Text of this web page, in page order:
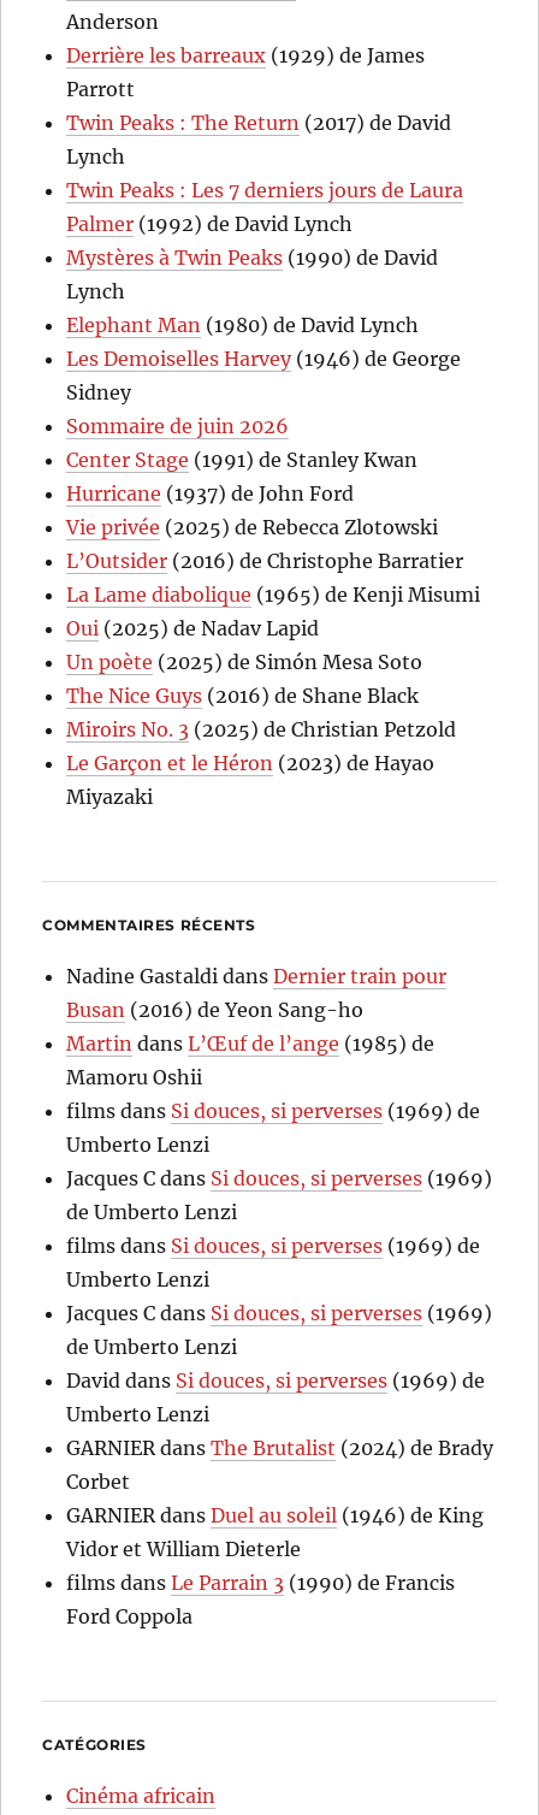
Anderson
Derrière les barreaux (1929) de James
Parrott
Twin Peaks : The Return (2017) de David
Lynch
Twin Peaks : Les 7 derniers jours de Laura
Palmer (1992) de David Lynch
Mystères à Twin Peaks (1990) de David
Lynch
Elephant Man (1980) de David Lynch
Les Demoiselles Harvey(1946) de George
Sidney
Sommaire de juin 2026
Center Stage (1991) de Stanley Kwan
Hurricane (1937) de John Ford
Vie privée (2025) de Rebecca Zlotowski
L’Outsider (2016) de Christophe Barratier
La Lame diabolique (1965) de Kenji Misumi
Oui (2025) de Nadav Lapid
Un poète (2025) de Simón Mesa Soto
The Nice Guys (2016) de Shane Black
Miroirs No. 3 (2025) de Christian Petzold
Le Garçon et le Héron (2023) de Hayao
Miyazaki
COMMENTAIRES RÉCENTS
Nadine Gastaldi dansDernier train pour
Busan (2016) de Yeon Sang-ho
Martin dansL’Œuf de l’ange (1985) de
Mamoru Oshii
films dans Si douces, si perverses (1969) de
Umberto Lenzi
Jacques C dans Si douces, si perverses (1969)
de Umberto Lenzi
films dans Si douces, si perverses (1969) de
Umberto Lenzi
Jacques C dans Si douces, si perverses (1969)
de Umberto Lenzi
David dans Si douces, si perverses (1969) de
Umberto Lenzi
GARNIER dansThe Brutalist (2024) de Brady
Corbet
GARNIER dansDuel au soleil (1946) de King
Vidor et William Dieterle
films dansLe Parrain 3 (1990) de Francis
Ford Coppola
CATÉGORIES
Cinéma africain